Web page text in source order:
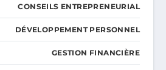
CONSEILS ENTREPRENEURIAL
DÉVELOPPEMENT PERSONNEL
GESTION FINANCIÈRE